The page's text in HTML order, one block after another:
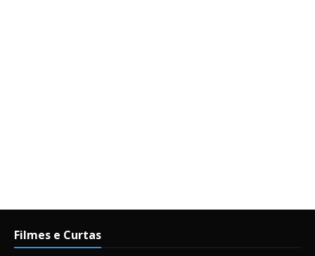
Filmes e Curtas